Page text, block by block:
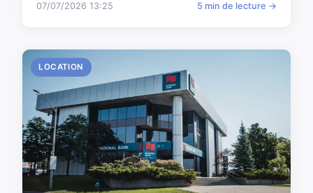
07/07/2026 13:25 5 min de lecture →
LOCATION